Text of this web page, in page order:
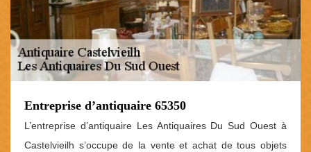
Entreprise d’antiquaire 65350
L’entreprise d’antiquaire Les Antiquaires Du Sud Ouest à
Castelvieilh s’occupe de la vente et achat de tous objets